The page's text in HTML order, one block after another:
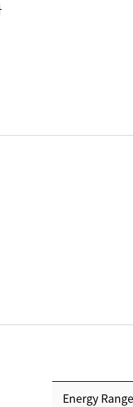
Energy